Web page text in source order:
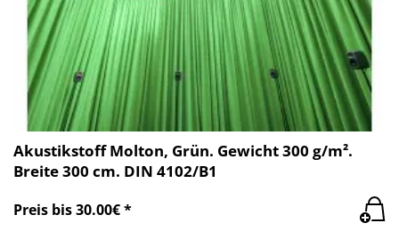
Akustikstoff Molton, Grün. Gewicht 300 g/m².
Breite 300 cm. DIN 4102/B1
Preis bis 30.00€ *